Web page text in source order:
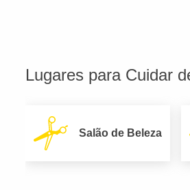
Lugares para Cuidar
Salão de Beleza